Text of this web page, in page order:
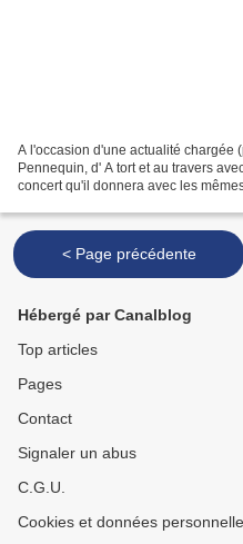
A l'occasion d'une actualité chargée
Pennequin, d' A tort et au travers
concert qu'il donnera avec les
< Page précédente
Hébergé par Canalblog
Top articles
Pages
Contact
Signaler un abus
C.G.U.
Cookies et données